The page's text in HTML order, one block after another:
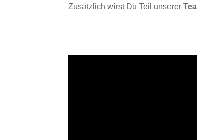
Zusätzlich wirst Du Teil unserer